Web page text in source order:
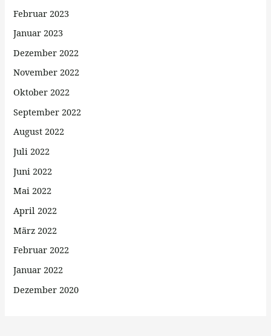
Februar 2023
Januar 2023
Dezember 2022
November 2022
Oktober 2022
September 2022
August 2022
Juli 2022
Juni 2022
Mai 2022
April 2022
März 2022
Februar 2022
Januar 2022
Dezember 2020